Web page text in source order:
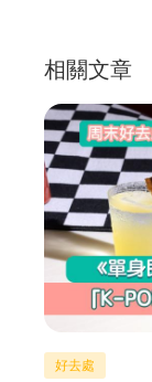
相關文章
好去處